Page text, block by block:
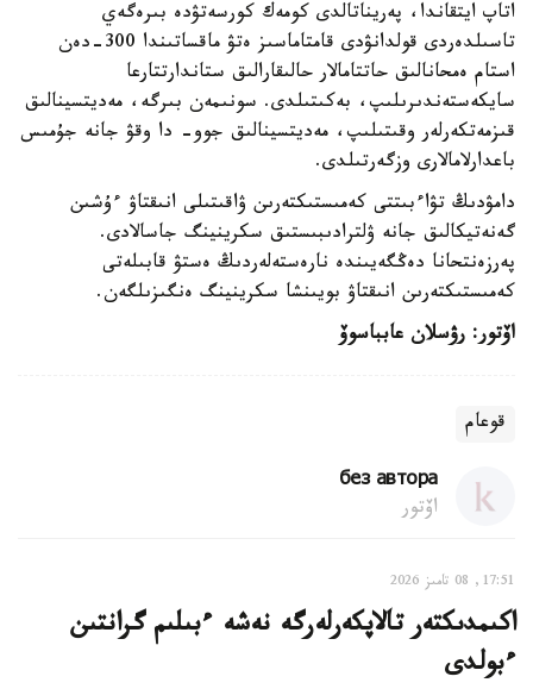
اتاپ ايتقاندا، پەريناتالدى كومەك كورسەتۋدە بىرەگەي
تاسىلدەردى قولدانۋدى قامتاماسىز ەتۋ ماقساتىندا 300-دەن
استام ەمحانالىق حاتتامالار حالىقارالىق ستاندارتتارعا
سايكەستەندىرىلىپ، بەكىتىلدى. سونىمەن بىرگە، مەديتسينالىق
قىزمەتكەرلەر وقىتىلىپ، مەديتسينالىق جوو- دا وقۋ جانە جۇمىس
باعدارلامالارى وزگەرتىلدى.
دامۋدىڭ تۋاءبىتتى كەمىستىكتەرىن ۋاقىتىلى انىقتاۋ ءۇشىن
گەنەتيكالىق جانە ۋلترادىبىستىق سكرينينگ جاسالادى.
پەرزەنتحانا دەڭگەيىندە نارەستەلەردىڭ ەستۋ قابىلەتى
كەمىستىكتەرىن انىقتاۋ بويىنشا سكرينينگ ەنگىزىلگەن.
اۆتور: رۋسلان عابباسوۆ
قوعام
без автора
اۆتور
17:51, 08 تامىز 2026
اكىمدىكتەر تالاپكەرلەرگە نەشە ءبىلىم گرانتىن
ءبولدى